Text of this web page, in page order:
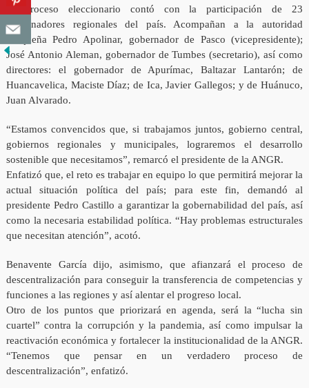
El proceso eleccionario contó con la participación de 23
gobernadores regionales del país. Acompañan a la autoridad
cusqueña Pedro Apolinar, gobernador de Pasco (vicepresidente);
José Antonio Aleman, gobernador de Tumbes (secretario), así como
directores: el gobernador de Apurímac, Baltazar Lantarón; de
Huancavelica, Maciste Díaz; de Ica, Javier Gallegos; y de Huánuco,
Juan Alvarado.
“Estamos convencidos que, si trabajamos juntos, gobierno central,
gobiernos regionales y municipales, lograremos el desarrollo
sostenible que necesitamos”, remarcó el presidente de la ANGR.
Enfatizó que, el reto es trabajar en equipo lo que permitirá mejorar la
actual situación política del país; para este fin, demandó al
presidente Pedro Castillo a garantizar la gobernabilidad del país, así
como la necesaria estabilidad política. “Hay problemas estructurales
que necesitan atención”, acotó.
Benavente García dijo, asimismo, que afianzará el proceso de
descentralización para conseguir la transferencia de competencias y
funciones a las regiones y así alentar el progreso local.
Otro de los puntos que priorizará en agenda, será la “lucha sin
cuartel” contra la corrupción y la pandemia, así como impulsar la
reactivación económica y fortalecer la institucionalidad de la ANGR.
“Tenemos que pensar en un verdadero proceso de
descentralización”, enfatizó.